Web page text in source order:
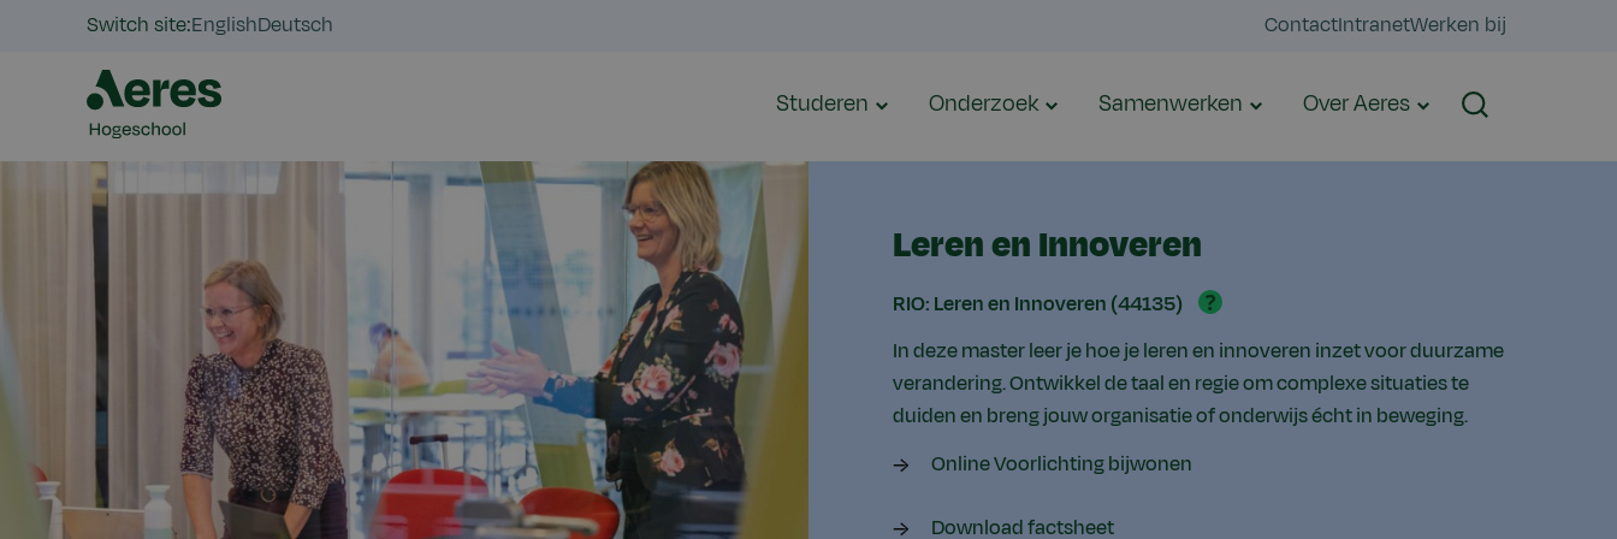
Switch site:EnglishDeutsch ContactIntranetWerken bij
Studeren Onderzoek Samenwerken Over Aeres Zoeken
Leren en Innoveren
RIO: Leren en Innoveren (44135)
?
In deze master leer je hoe je leren en innoveren inzet voor duurzame
verandering. Ontwikkel de taal en regie om complexe situaties te
duiden en breng jouw organisatie of onderwijs écht in beweging.
Online Voorlichting bijwonen
Download factsheet